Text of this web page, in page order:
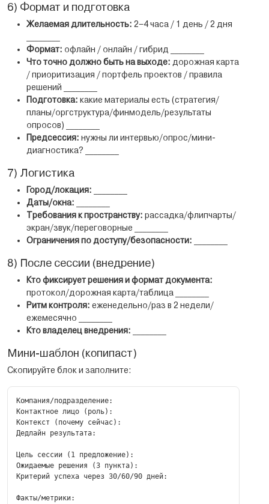
6) Формат и подготовка
Желаемая длительность: 2–4 часа / 1 день / 2 дня
Формат: офлайн / онлайн / гибрид ________
Что точно должно быть на выходе: дорожная карта
/ приоритизация / портфель проектов / правила
решений ________
Подготовка: какие материалы есть (стратегия/
планы/оргструктура/финмодель/результаты
опросов) ________
Предсессия: нужны ли интервью/опрос/мини-
диагностика? ________
7) Логистика
Город/локация:
Даты/окна:
Требования к пространству: рассадка/флипчарты/
экран/звук/переговорные ________
Ограничения по доступу/безопасности:
8) После сессии (внедрение)
Кто фиксирует решения и формат документа:
протокол/дорожная карта/таблица ________
Ритм контроля: еженедельно/раз в 2 недели/
ежемесячно ________
Кто владелец внедрения:
Мини-шаблон (копипаст)
Скопируйте блок и заполните:
Компания/подразделение:
Контактное лицо (роль):
Контекст (почему сейчас):
Дедлайн результата:
Цель сессии (1 предложение):
Ожидаемые решения (3 пункта):
Критерий успеха через 30/60/90 дней:
Факты/метрики: